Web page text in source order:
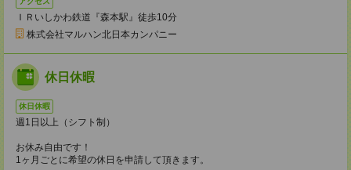
ＩＲいしかわ鉄道『森本駅』徒歩10分
株式会社マルハン北日本カンパニー
休日休暇
休日休暇
週1日以上（シフト制）
お休み自由です！
1ヶ月ごとに希望の休日を申請して頂きます。